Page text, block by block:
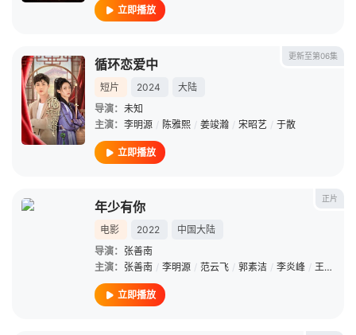
立即播放
更新至第06集
循环恋爱中
短片 2024
大陆
导演： 未知
主演： 李明源 / 陈雅熙 / 姜竣瀚 / 宋昭艺 / 于散
立即播放
正片
年少有你
电影 2022
中国大陆
导演： 张善南
主演： 张善南 / 李明源 / 范云飞 / 郭素洁 / 李炎峰 / 王天宇
立即播放